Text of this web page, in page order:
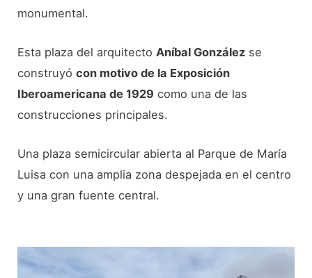
monumental.
Esta plaza del arquitecto Aníbal González se
construyócon motivo de la Exposición
Iberoamericana de 1929 como una de las
construcciones principales.
Una plaza semicircular abierta al Parque de María
Luisa con una amplia zona despejada en el centro
y una gran fuente central.